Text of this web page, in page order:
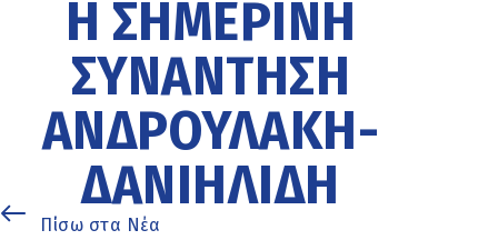
Η ΣΗΜΕΡΙΝΉ
ΣΥΝΆΝΤΗΣΗ
ΑΝΔΡΟΥΛΆΚΗ-
ΔΑΝΙΗΛΊΔΗ
Πίσω στα Νέα